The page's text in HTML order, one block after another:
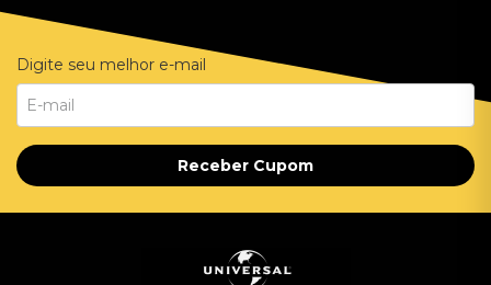
Digite seu melhor e-mail
Receber Cupom